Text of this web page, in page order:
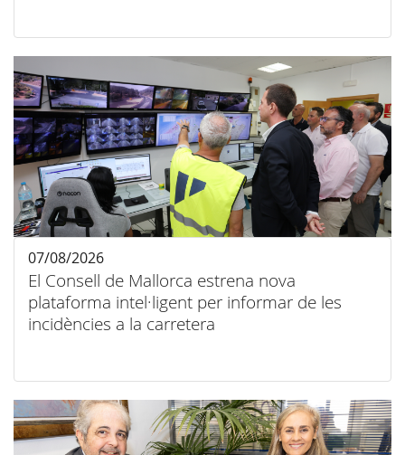
El Consell de Mallorca estrena nova
plataforma intel·ligent per informar de les
incidències a la carretera
07/08/2026